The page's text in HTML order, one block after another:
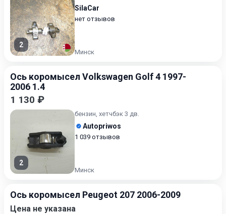
2
SilaCar
нет отзывов
Минск
Ось коромысел Volkswagen Golf 4 1997-
2006 1.4
1 130 ₽
2
бензин, хетчбэк 3 дв.
Autopriwos
1 039 отзывов
Минск
Ось коромысел Peugeot 207 2006-2009
Цена не указана